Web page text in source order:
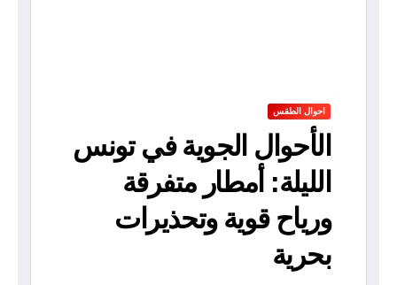
احوال الطقس
الأحوال الجوية في تونس
الليلة: أمطار متفرقة
ورياح قوية وتحذيرات
بحرية